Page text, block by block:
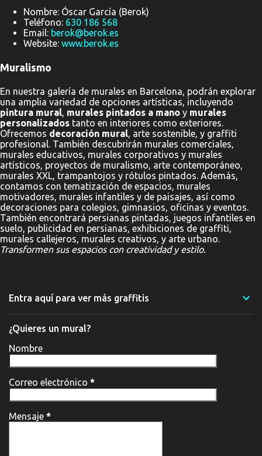
Nombre: Óscar García (Berok)
Teléfono: 630 186 568
Email: berok@berok.es
Website: www.berok.es
Muralismo
En nuestra galería de murales en Barcelona, podrán explorar
una amplia variedad de opciones artísticas, incluyendo
pintura mural, murales pintados a mano y murales
personalizados tanto en interiores como exteriores.
Ofrecemos decoración mural, arte sostenible, y graffiti
profesional. También descubrirán murales comerciales,
murales educativos, murales corporativos y murales
artísticos, proyectos de muralismo, arte contemporáneo,
murales XXL, trampantojos y rótulos pintados. Además,
contamos con tematización de espacios, murales
motivadores, murales infantiles y de paisajes, así como
decoraciones para colegios, gimnasios, oficinas y eventos.
También encontrará persianas pintadas, juegos infantiles en
suelo, publicidad en persianas, exhibiciones de graffiti,
murales callejeros, murales creativos, y arte urbano.
Transformen sus espacios con creatividad y estilo.
Entra aquí para ver más graffitis
¿Quieres un mural?
Nombre
Correo electrónico *
Mensaje *